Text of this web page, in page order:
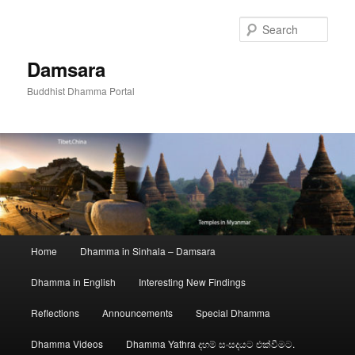
Damsara
Buddhist Dhamma Portal
Home Dhamma in Sinhala – Damsara
Dhamma in English Interesting New Findings
Reflections Announcements Special Dhamma
Dhamma Videos Dhamma Yathra දහම් සංසදයට එක්වීමට.